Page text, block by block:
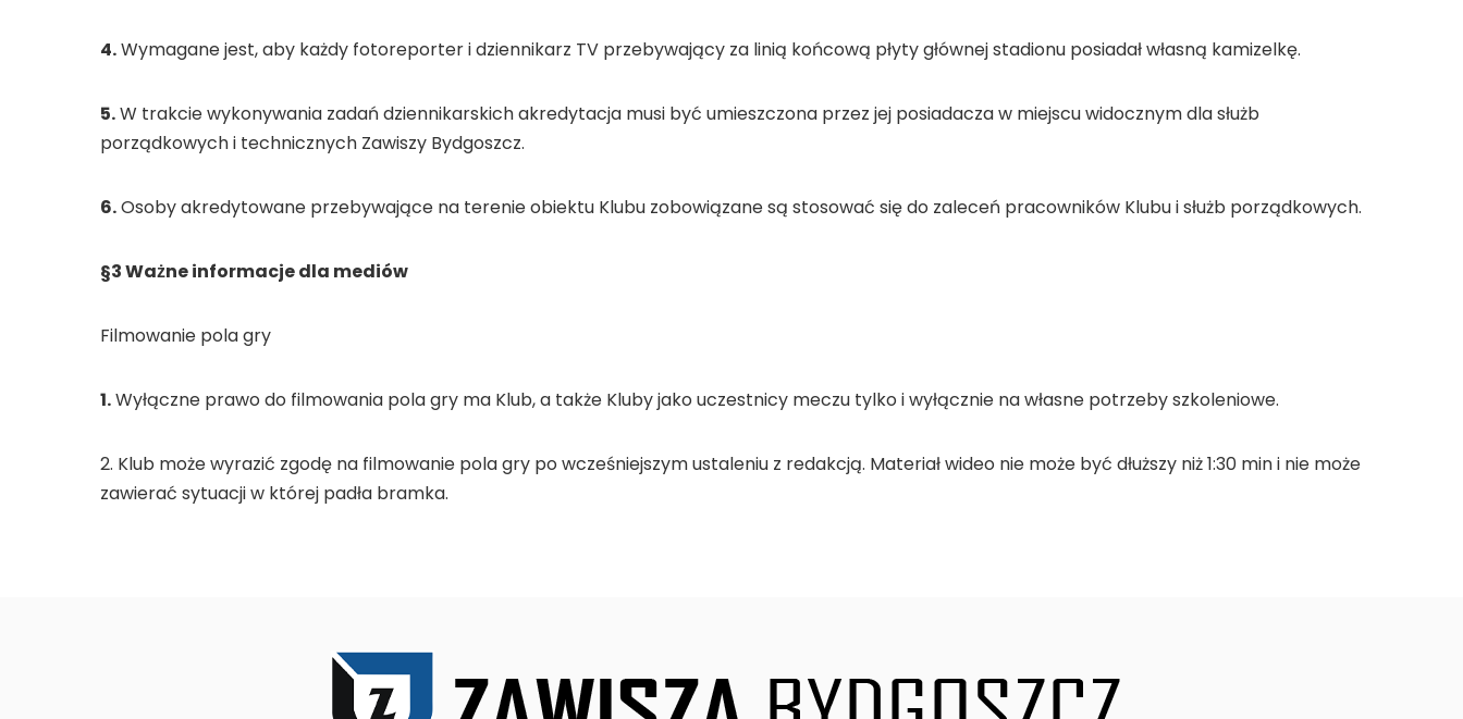
4.Wymagane jest, aby każdy fotoreporter i dziennikarz TV przebywający za linią końcową płyty głównej stadionu posiadał własną kamizelkę.
5.W trakcie wykonywania zadań dziennikarskich akredytacja musi być umieszczona przez jej posiadacza w miejscu widocznym dla służb
porządkowych i technicznych Zawiszy Bydgoszcz.
6.Osoby akredytowane przebywające na terenie obiektu Klubu zobowiązane są stosować się do zaleceń pracowników Klubu i służb porządkowych.
§3 Ważne informacje dla mediów
Filmowanie pola gry
1.Wyłączne prawo do filmowania pola gry ma Klub, a także Kluby jako uczestnicy meczu tylko i wyłącznie na własne potrzeby szkoleniowe.
2. Klub może wyrazić zgodę na filmowanie pola gry po wcześniejszym ustaleniu z redakcją. Materiał wideo nie może być dłuższy niż 1:30 min i nie może
zawierać sytuacji w której padła bramka.